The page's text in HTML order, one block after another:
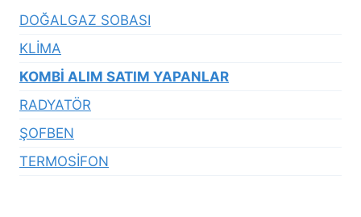
DOĞALGAZ SOBASI
KLİMA
KOMBİ ALIM SATIM YAPANLAR
RADYATÖR
ŞOFBEN
TERMOSİFON